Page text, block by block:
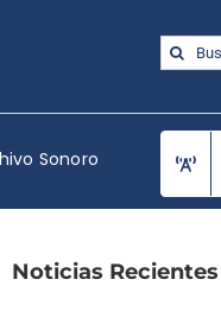
Buscar:
Sonoro
Noticias Recientes